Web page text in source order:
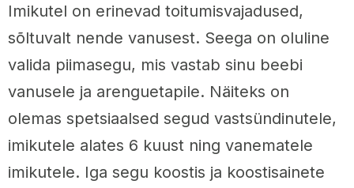
Imikutel on erinevad toitumisvajadused,
sõltuvalt nende vanusest. Seega on oluline
valida piimasegu, mis vastab sinu beebi
vanusele ja arenguetapile. Näiteks on
olemas spetsiaalsed segud vastsündinutele,
imikutele alates 6 kuust ning vanematele
imikutele. Iga segu koostis ja koostisainete